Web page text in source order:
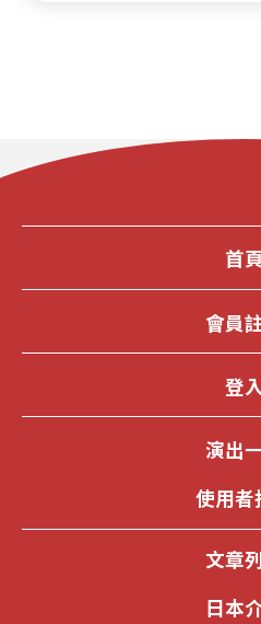
首頁
會員
登入
演出
使用者
文章
日本